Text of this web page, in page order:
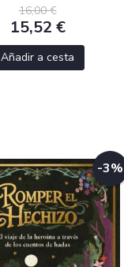
16,00 €
15,52 €
Añadir a cesta
-3%